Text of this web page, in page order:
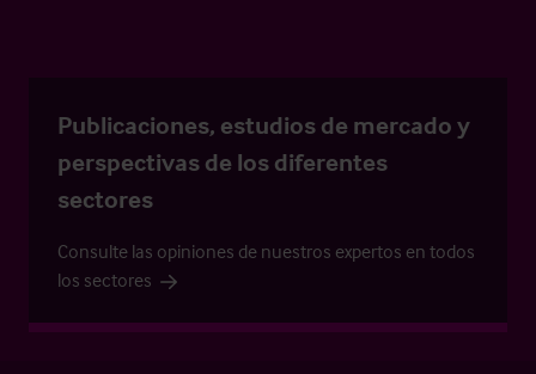
Publicaciones, estudios de mercado y
perspectivas de los diferentes
sectores
Consulte las opiniones de nuestros expertos en todos
los sectores